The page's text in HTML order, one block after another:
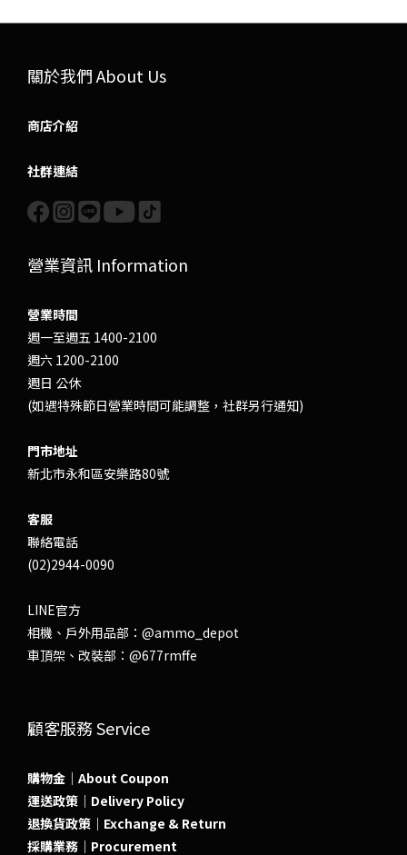
關於我們 About Us
商店介紹
社群連結
營業資訊 Information
營業時間
週一至週五 1400-2100
週六 1200-2100
週日 公休
(如遇特殊節日營業時間可能調整，社群另行通知)
門市地址
新北市永和區安樂路80號
客服
聯絡電話
(02)2944-0090
LINE官方
相機、戶外用品部： @ammo_depot
車頂架、改裝部： @677rmffe
顧客服務 Service
購物金｜About Coupon
運送政策｜Delivery Policy
退換貨政策｜Exchange & Return
採購業務｜Procurement